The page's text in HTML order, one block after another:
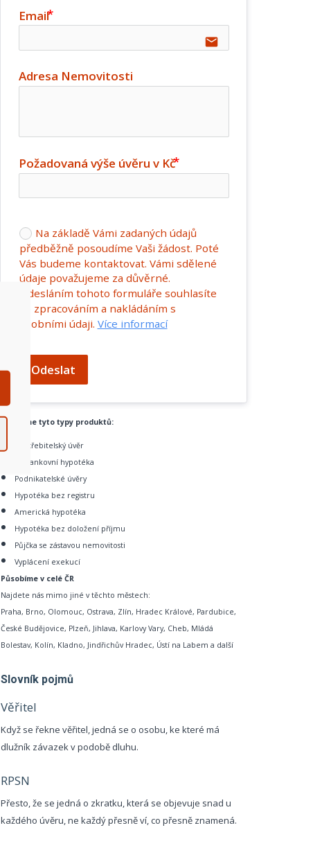
Email
email
Adresa Nemovitosti
Požadovaná výše úvěru v Kč
Na základě Vámi zadaných údajů
předběžně posoudíme Vaši žádost. Poté
Vás budeme kontaktovat. Vámi sdělené
údaje považujeme za důvěrné.
Odesláním tohoto formuláře souhlasíte
se zpracováním a nakládáním s
osobními údaji. Více informací
Odeslat
Zajistíme tyto typy produktů:
Spotřebitelský úvěr
Nebankovní hypotéka
Podnikatelské úvěry
Hypotéka bez registru
Americká hypotéka
Hypotéka bez doložení příjmu
Půjčka se zástavou nemovitosti
Vyplácení exekucí
Působíme v celé ČR
Najdete nás mimo jiné v těchto městech:
Praha, Brno, Olomouc, Ostrava, Zlín, Hradec Králové, Pardubice,
České Budějovice, Plzeň, Jihlava, Karlovy Vary, Cheb, Mládá
Bolestav, Kolín, Kladno, Jindřichův Hradec, Ústí na Labem a další
Slovník pojmů
Věřitel
Když se řekne věřitel, jedná se o osobu, ke které má
dlužník závazek v podobě dluhu.
RPSN
Přesto, že se jedná o zkratku, která se objevuje snad u
každého úvěru, ne každý přesně ví, co přesně znamená.